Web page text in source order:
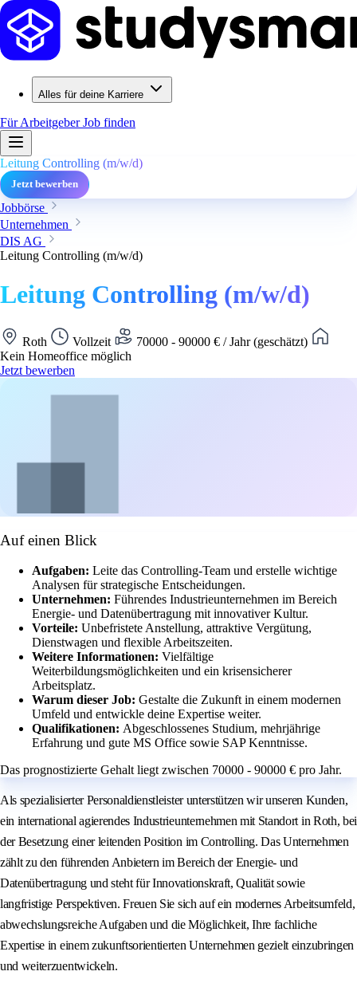
Alles für deine Karriere
Für ArbeitgeberJob finden
Leitung Controlling (m/w/d)
Jetzt bewerben
Jobbörse
Unternehmen
DIS AG
Leitung Controlling (m/w/d)
Leitung Controlling (m/w/d)
Roth Vollzeit
70000 - 90000 € / Jahr (geschätzt)
Kein Homeoffice möglich
Jetzt bewerben
Auf einen Blick
Aufgaben: Leite das Controlling-Team und erstelle wichtige
Analysen für strategische Entscheidungen.
Unternehmen: Führendes Industrieunternehmen im Bereich
Energie- und Datenübertragung mit innovativer Kultur.
Vorteile: Unbefristete Anstellung, attraktive Vergütung,
Dienstwagen und flexible Arbeitszeiten.
Weitere Informationen: Vielfältige
Weiterbildungsmöglichkeiten und ein krisensicherer
Arbeitsplatz.
Warum dieser Job: Gestalte die Zukunft in einem modernen
Umfeld und entwickle deine Expertise weiter.
Qualifikationen: Abgeschlossenes Studium, mehrjährige
Erfahrung und gute MS Office sowie SAP Kenntnisse.
Das prognostizierte Gehalt liegt zwischen 70000 - 90000 € pro Jahr.
Als spezialisierter Personaldienstleister unterstützen wir unseren Kunden,
ein international agierendes Industrieunternehmen mit Standort in Roth, bei
der Besetzung einer leitenden Position im Controlling. Das Unternehmen
zählt zu den führenden Anbietern im Bereich der Energie- und
Datenübertragung und steht für Innovationskraft, Qualität sowie
langfristige Perspektiven. Freuen Sie sich auf ein modernes Arbeitsumfeld,
abwechslungsreiche Aufgaben und die Möglichkeit, Ihre fachliche
Expertise in einem zukunftsorientierten Unternehmen gezielt einzubringen
und weiterzuentwickeln.